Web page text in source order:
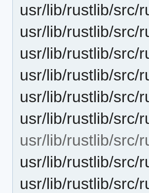
usr/lib/rustlib/src/
usr/lib/rustlib/src/
usr/lib/rustlib/src/
usr/lib/rustlib/src/
usr/lib/rustlib/src/
usr/lib/rustlib/src/
usr/lib/rustlib/src/
usr/lib/rustlib/src/
usr/lib/rustlib/src/